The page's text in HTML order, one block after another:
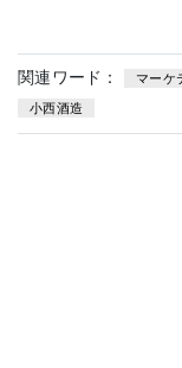
関連ワード： マーケ
小西酒造